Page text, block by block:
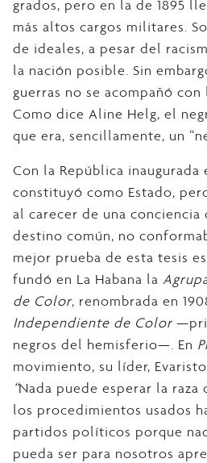
grados, pero en la de 1895
más altos cargos militares.
de ideales, a pesar del
la nación posible. Sin
guerras no se acompañó
Como dice Aline Helg, el
que era, sencillamente, un
Con la República inaugurada
constituyó como Estado,
al carecer de una conciencia
destino común, no
mejor prueba de esta tesis
fundó en La Habana la
de Color, renombrada en
Independiente de Color
negros del hemisferio—. En
movimiento, su líder,
“Nada puede esperar la raza
los procedimientos usados
partidos políticos porque
pueda ser para nosotros